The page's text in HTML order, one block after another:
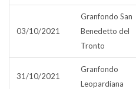
03/10/2021
Granfondo San
Benedetto del
Tronto
31/10/2021
Granfondo
Leopardiana